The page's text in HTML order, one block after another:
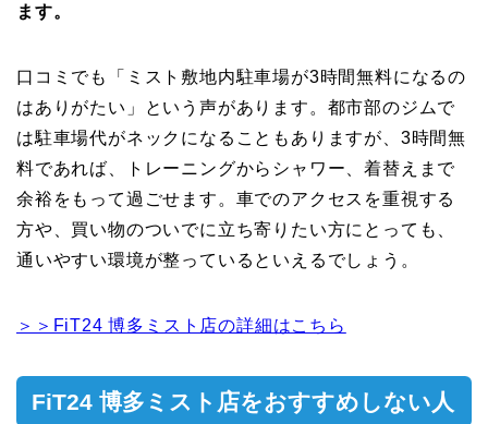
ます。
口コミでも「ミスト敷地内駐車場が3時間無料になるの
はありがたい」という声があります。都市部のジムで
は駐車場代がネックになることもありますが、3時間無
料であれば、トレーニングからシャワー、着替えまで
余裕をもって過ごせます。車でのアクセスを重視する
方や、買い物のついでに立ち寄りたい方にとっても、
通いやすい環境が整っているといえるでしょう。
＞＞FiT24 博多ミスト店の詳細はこちら
FiT24 博多ミスト店をおすすめしない人